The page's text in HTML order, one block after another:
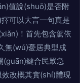
值說(shuō)是否附
可以大言一句真是
！首先包含駕依
無(wú)憂居典型成
(guān)鍵合民眾急
改概其實(shí)體現